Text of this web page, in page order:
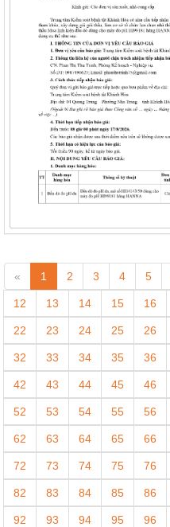
« 1 2 3 4 5
12 13 14 15 16
22 23 24 25 26
32 33 34 35 36
42 43 44 45 46
52 53 54 55 56
62 63 64 65 66
72 73 74 75 76
82 83 84 85 86
92 93 94 95 96